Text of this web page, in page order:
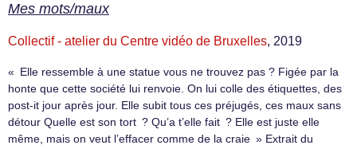
Mes mots/maux
Collectif - atelier du Centre vidéo de Bruxelles, 2019
« Elle ressemble à une statue vous ne trouvez pas ? Figée par la
honte que cette société lui renvoie. On lui colle des étiquettes, des
post-it jour après jour. Elle subit tous ces préjugés, ces maux sans
détour Quelle est son tort ? Qu’a t’elle fait ? Elle est juste elle
même, mais on veut l’effacer comme de la craie » Extrait du